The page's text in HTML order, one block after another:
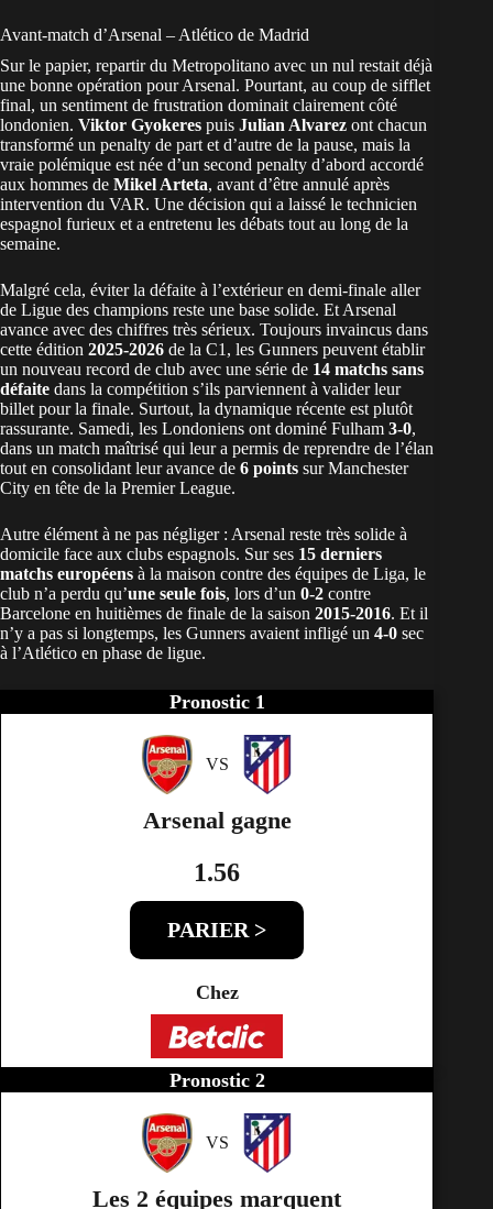
Avant-match d’Arsenal – Atlético de Madrid
Sur le papier, repartir du Metropolitano avec un nul restait déjà
une bonne opération pour Arsenal. Pourtant, au coup de sifflet
final, un sentiment de frustration dominait clairement côté
londonien. Viktor Gyokeres puis Julian Alvarez ont chacun
transformé un penalty de part et d’autre de la pause, mais la
vraie polémique est née d’un second penalty d’abord accordé
aux hommes de Mikel Arteta, avant d’être annulé après
intervention du VAR. Une décision qui a laissé le technicien
espagnol furieux et a entretenu les débats tout au long de la
semaine.
Malgré cela, éviter la défaite à l’extérieur en demi-finale aller
de Ligue des champions reste une base solide. Et Arsenal
avance avec des chiffres très sérieux. Toujours invaincus dans
cette édition 2025-2026 de la C1, les Gunners peuvent établir
un nouveau record de club avec une série de 14 matchs sans
défaite dans la compétition s’ils parviennent à valider leur
billet pour la finale. Surtout, la dynamique récente est plutôt
rassurante. Samedi, les Londoniens ont dominé Fulham 3-0,
dans un match maîtrisé qui leur a permis de reprendre de l’élan
tout en consolidant leur avance de 6 points sur Manchester
City en tête de la Premier League.
Autre élément à ne pas négliger : Arsenal reste très solide à
domicile face aux clubs espagnols. Sur ses 15 derniers
matchs européens à la maison contre des équipes de Liga, le
club n’a perdu qu’une seule fois, lors d’un 0-2 contre
Barcelone en huitièmes de finale de la saison 2015-2016. Et il
n’y a pas si longtemps, les Gunners avaient infligé un 4-0 sec
à l’Atlético en phase de ligue.
Pronostic 1
VS
Arsenal gagne
1.56
PARIER >
Chez
Pronostic 2
VS
Les 2 équipes marquent